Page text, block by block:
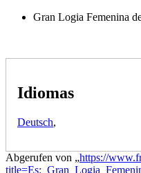
Gran Logia Femenina
Idiomas
Deutsch,
Abgerufen von „https://